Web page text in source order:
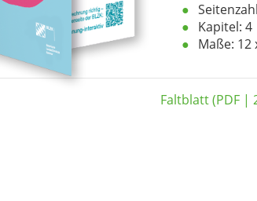
Kapitel: 4
Maße: 12
Faltblatt (PDF |